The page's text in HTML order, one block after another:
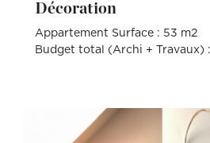
Décoration
Appartement Surface : 53 m2
Budget total (Archi + Travaux)